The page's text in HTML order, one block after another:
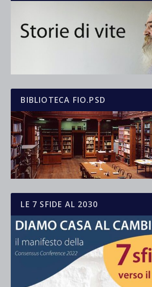
BIBLIOTECA FIO.PSD
LE 7 SFIDE AL 2030